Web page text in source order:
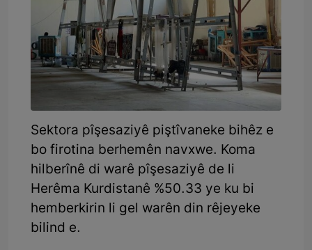
Sektora pîşesaziyê piştîvaneke bihêz e
bo firotina berhemên navxwe. Koma
hilberînê di warê pîşesaziyê de li
Herêma Kurdistanê %50.33 ye ku bi
hemberkirin li gel warên din rêjeyeke
bilind e.